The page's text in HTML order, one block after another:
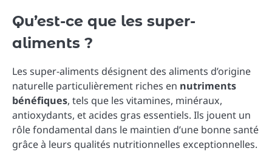
Qu’est-ce que les super-
aliments ?
Les super-aliments désignent des aliments d’origine
naturelle particulièrement riches en nutriments
bénéfiques, tels que les vitamines, minéraux,
antioxydants, et acides gras essentiels. Ils jouent un
rôle fondamental dans le maintien d’une bonne santé
grâce à leurs qualités nutritionnelles exceptionnelles.